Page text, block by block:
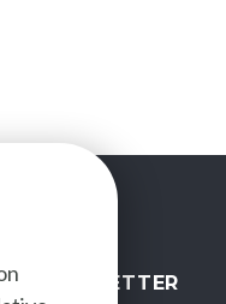
NEWSLETTER